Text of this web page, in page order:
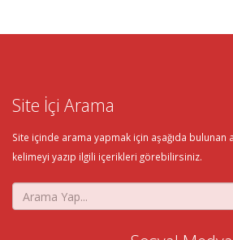
Site İçi Arama
Site içinde arama yapmak için aşağıda
kelimeyi yazıp ilgili içerikleri görebilirsiniz.